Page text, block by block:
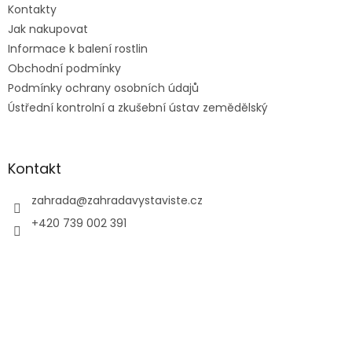
Kontakty
Jak nakupovat
Informace k balení rostlin
Obchodní podmínky
Podmínky ochrany osobních údajů
Ústřední kontrolní a zkušební ústav zemědělský
Kontakt
zahrada@zahradavystaviste.cz
+420 739 002 391